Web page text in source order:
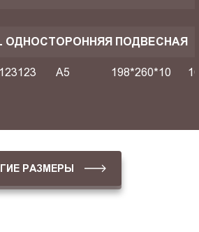
ОДНОСТОРОННЯЯ ПОДВЕСНАЯ
123123 A5 198*260*10
РАЗМЕРЫ